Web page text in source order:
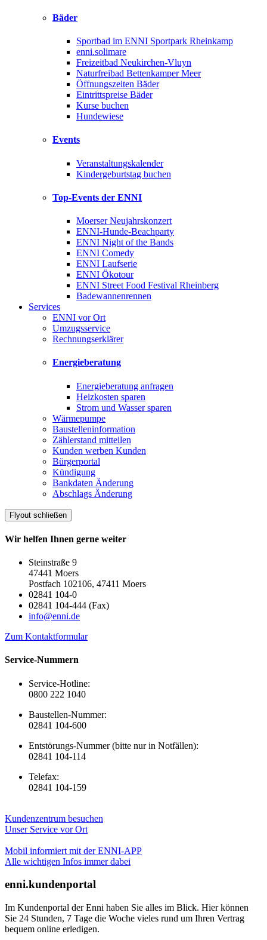
Bäder
Sportbad im ENNI Sportpark Rheinkamp
enni.solimare
Freizeitbad Neukirchen-Vluyn
Naturfreibad Bettenkamper Meer
Öffnungszeiten Bäder
Eintrittspreise Bäder
Kurse buchen
Hundewiese
Events
Veranstaltungskalender
Kindergeburtstag buchen
Top-Events der ENNI
Moerser Neujahrskonzert
ENNI-Hunde-Beachparty
ENNI Night of the Bands
ENNI Comedy
ENNI Laufserie
ENNI Ökotour
ENNI Street Food Festival Rheinberg
Badewannenrennen
Services
ENNI vor Ort
Umzugsservice
Rechnungserklärer
Energieberatung
Energieberatung anfragen
Heizkosten sparen
Strom und Wasser sparen
Wärmepumpe
Baustelleninformation
Zählerstand mitteilen
Kunden werben Kunden
Bürgerportal
Kündigung
Bankdaten Änderung
Abschlags Änderung
Flyout schließen
Wir helfen Ihnen gerne weiter
Steinstraße 9
47441 Moers
Postfach 102106, 47411 Moers
02841 104-0
02841 104-444 (Fax)
info@enni.de
Zum Kontaktformular
Service-Nummern
Service-Hotline:
0800 222 1040
Baustellen-Nummer:
02841 104-600
Entstörungs-Nummer (bitte nur in Notfällen):
02841 104-114
Telefax:
02841 104-159
Kundenzentrum besuchen
Unser Service vor Ort
Mobil informiert mit der ENNI-APP
Alle wichtigen Infos immer dabei
enni.kundenportal
Im Kundenportal der Enni haben Sie alles im Blick. Hier können
Sie 24 Stunden, 7 Tage die Woche vieles rund um Ihren Vertrag
bequem online erledigen.